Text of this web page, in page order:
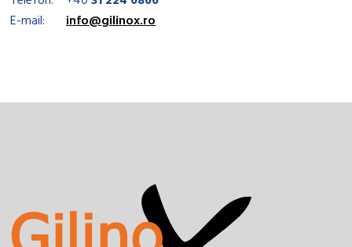
E-mail:
info@gilinox.ro